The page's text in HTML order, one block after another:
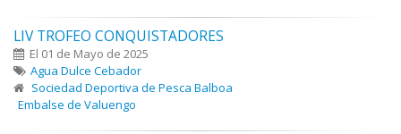
LIV TROFEO CONQUISTADORES
El 01 de Mayo de 2025
Agua Dulce Cebador
Sociedad Deportiva de Pesca Balboa
Embalse de Valuengo